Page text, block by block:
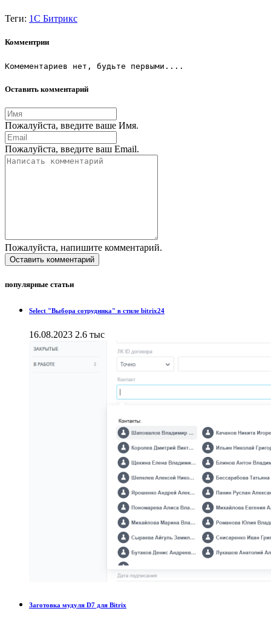
Теги: 1С Битрикс
Комментрии
Комементариев нет, будьте первыми....
Оставить комментарий
Пожалуйста, введите ваше Имя.
Пожалуйста, введите ваш Email.
Пожалуйста, напишите комментарий.
Оставить комментарий
популярные статьи
Select "Выбора сотрудника" в стиле bitrix24
16.08.2023 2.6 тыс
Заготовка мудуля D7 для Bitrix